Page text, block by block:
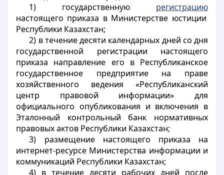
1) государственную регистрацию
настоящего приказа в Министерстве юстиции
Республики Казахстан;
2) в течение десяти календарных дней со дня
государственной регистрации настоящего
приказа направление его в Республиканское
государственное предприятие на праве
хозяйственного ведения «Республиканский
центр правовой информации» для
официального опубликования и включения в
Эталонный контрольный банк нормативных
правовых актов Республики Казахстан;
3) размещение настоящего приказа на
интернет-ресурсе Министерства информации и
коммуникаций Республики Казахстан;
4) в течение десяти рабочих дней после